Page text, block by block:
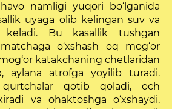
namligi yuqori bo‘lganida
uyaga olib kelingan suv va
keladi. Bu kasallik tushgan
o‘xshash oq mog‘or
katakchaning chetlaridan
aylana atrofga yoyilib turadi.
qurtchalar qotib qoladi, och
va ohaktoshga o‘xshaydi.